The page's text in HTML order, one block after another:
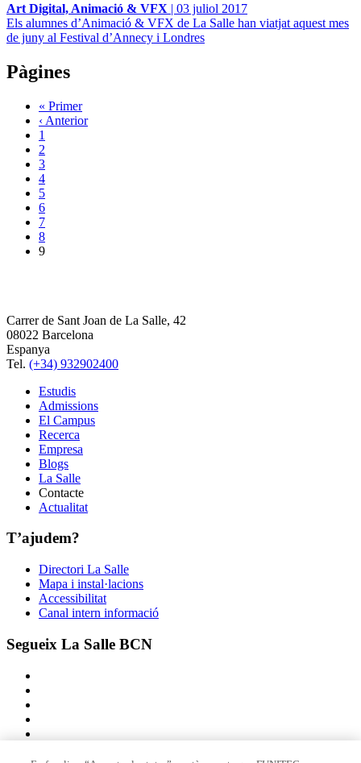
Art Digital, Animació & VFX | 03 juliol 2017
Els alumnes d’Animació & VFX de La Salle han viatjat aquest mes
de juny al Festival d’Annecy i Londres
Pàgines
« Primer
‹ Anterior
1
2
3
4
5
6
7
8
9
Carrer de Sant Joan de La Salle, 42
08022 Barcelona
Espanya
Tel. (+34) 932902400
Estudis
Admissions
El Campus
Recerca
Empresa
Blogs
La Salle
Contacte
Actualitat
T’ajudem?
Directori La Salle
Mapa i instal·lacions
Accessibilitat
Canal intern informació
Segueix La Salle BCN